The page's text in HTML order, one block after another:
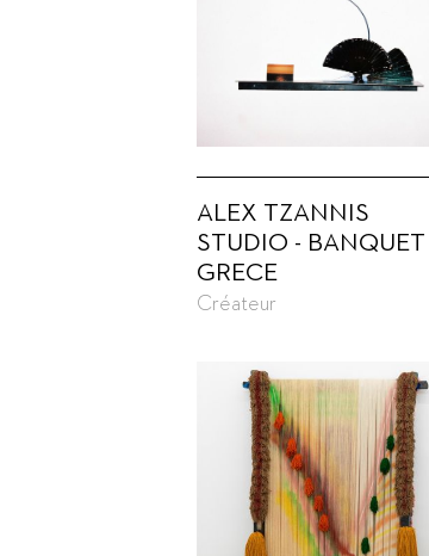
ALEX TZANNIS
STUDIO - BANQUET
GRECE
Créateur